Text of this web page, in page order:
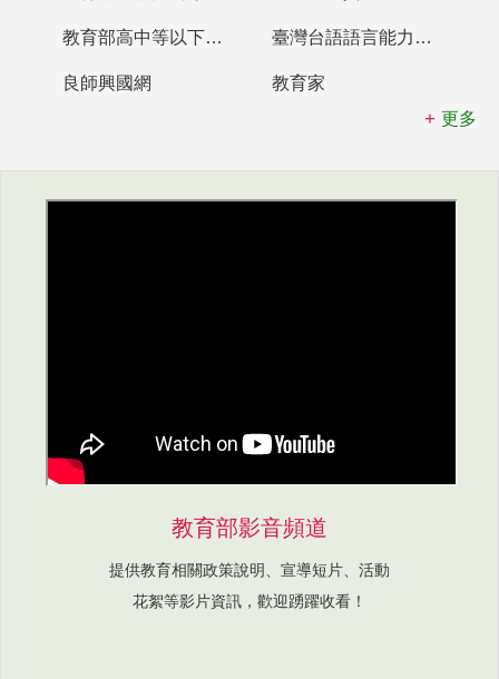
教育部高中等以下學校及幼兒園教師資格檢定考試 臺灣台語語言能力認證網站
良師興國網
教育家
更多
教育部影音頻道
提供教育相關政策說明、宣導短片、活動
花絮等影片資訊，歡迎踴躍收看！